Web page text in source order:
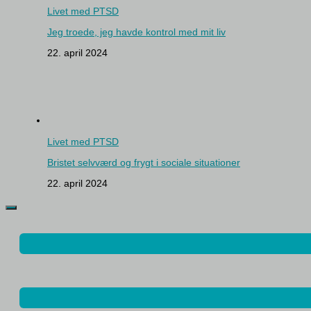
Livet med PTSD
Jeg troede, jeg havde kontrol med mit liv
22. april 2024
Livet med PTSD
Bristet selvværd og frygt i sociale situationer
22. april 2024